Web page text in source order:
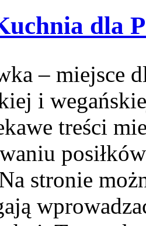
dla
– miejsce
i
treści
stronie